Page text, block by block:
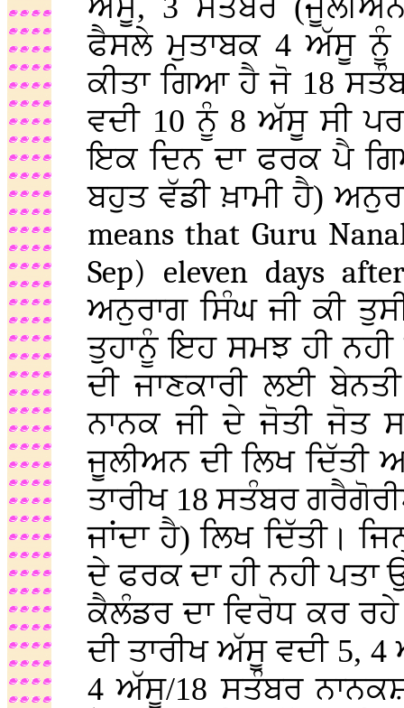
ਅੱਸੂ, 3 ਸਤੰਬਰ
ਫੈਸਲੇ ਮੁਤਾਬਕ 4 ਅੱਸੂ ਨੂੰ
ਕੀਤਾ ਗਿਆ ਹੈ ਜੋ 18
ਵਦੀ 10 ਨੂੰ 8 ਅੱਸੂ ਸੀ
ਇਕ ਦਿਨ ਦਾ ਫਰਕ ਪੈ
ਬਹੁਤ ਵੱਡੀ ਖ਼ਾਮੀ ਹੈ)
means that Guru
Sep) eleven days
ਅਨੁਰਾਗ ਸਿੰਘ ਜੀ ਕੀ
ਤੁਹਾਨੂੰ ਇਹ ਸਮਝ ਹੀ ਨਹੀ
ਦੀ ਜਾਣਕਾਰੀ ਲਈ
ਨਾਨਕ ਜੀ ਦੇ ਜੋਤੀ ਜੋਤ
ਜੂਲੀਅਨ ਦੀ ਲਿਖ ਦਿੱਤੀ
ਤਾਰੀਖ 18 ਸਤੰਬਰ
ਜਾਂਦਾ ਹੈ) ਲਿਖ ਦਿੱਤੀ।
ਦੇ ਫਰਕ ਦਾ ਹੀ ਨਹੀ ਪਤਾ
ਕੈਲੰਡਰ ਦਾ ਵਿਰੋਧ ਕਰ
ਦੀ ਤਾਰੀਖ ਅੱਸੂ ਵਦੀ 5,
4 ਅੱਸੂ/18 ਸਤੰਬਰ